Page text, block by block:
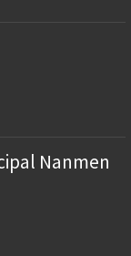
Nanmen